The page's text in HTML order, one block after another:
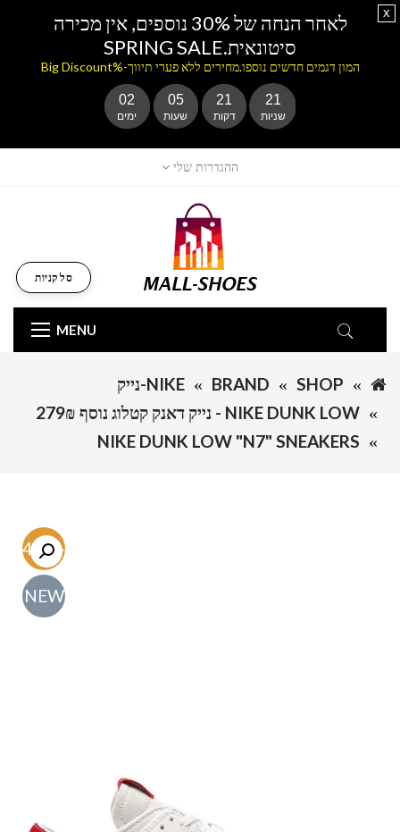
ההגדרות שלי
MENU
סל קניות
SHOP
BRAND
NIKE-נייק
NIKE DUNK LOW - נייק דאנק קטלוג נוסף 279₪
NIKE DUNK LOW "N7" SNEAKERS
-54.7%
NEW
לאחר הנחה של 30% נוספים, אין מכירה
סיטונאית.SPRING SALE
המון דגמים חדשים נוספו.מחירים ללא פערי תיווך-%Big Discount
02
ימים
05
שעות
21
דקות
21
שניות
x